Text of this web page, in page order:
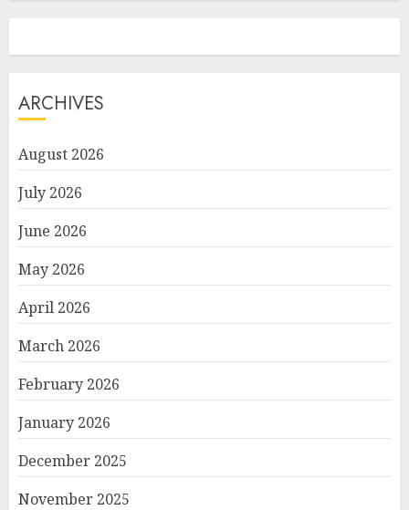
ARCHIVES
August 2026
July 2026
June 2026
May 2026
April 2026
March 2026
February 2026
January 2026
December 2025
November 2025